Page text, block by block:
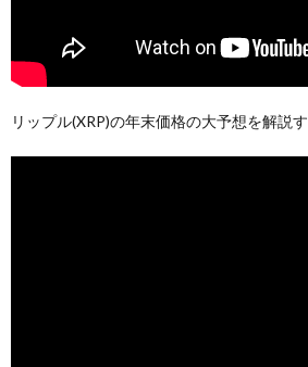
リップル(XRP)の年末価格の大予想を解説